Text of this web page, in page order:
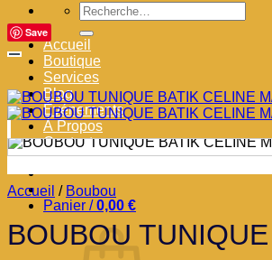
Recherche
pour :
Accueil
Boutique
Services
Blog
Événements
À Propos
Contact
Panier /0,00 €
Save
Accueil / Boubou
BOUBOU